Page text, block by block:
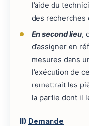
l’aide du
des recherches
En second lieu,
d’assigner en
mesures dans
l’exécution de
remettrait les
la partie dont il
II) Demande